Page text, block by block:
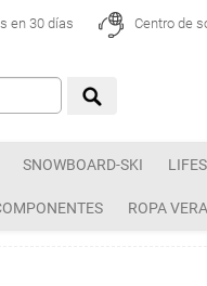
en 30 días Centro de
SNOWBOARD-SKI
ROPA